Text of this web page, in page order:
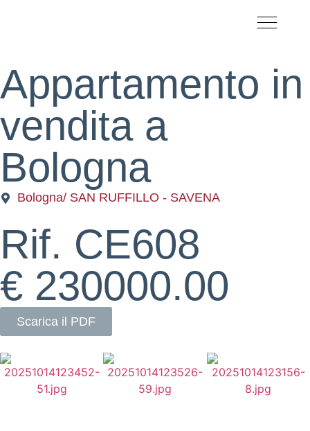
Appartamento in
vendita a
Bologna
Bologna/ SAN RUFFILLO - SAVENA
Rif. CE608
€ 230000.00
Scarica il PDF